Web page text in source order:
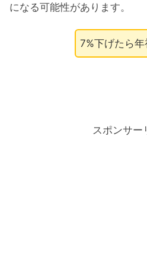
になる可能性があります。
7%下げたら年
スポンサー